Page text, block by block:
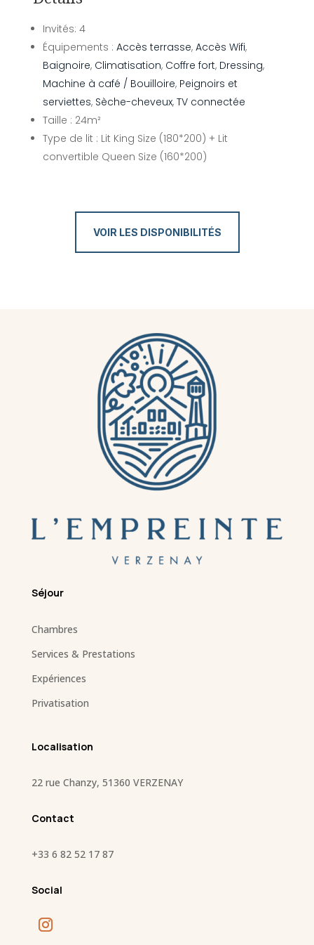
Invités: 4
Équipements : Accès terrasse, Accès Wifi,
Baignoire, Climatisation, Coffre fort, Dressing,
Machine à café / Bouilloire, Peignoirs et
serviettes, Sèche-cheveux, TV connectée
Taille : 24m²
Type de lit : Lit King Size (180*200) + Lit
convertible Queen Size (160*200)
VOIR LES DISPONIBILITÉS
Séjour
Chambres
Services & Prestations
Expériences
Privatisation
Localisation
22 rue Chanzy, 51360 VERZENAY
Contact
+33 6 82 52 17 87
Social